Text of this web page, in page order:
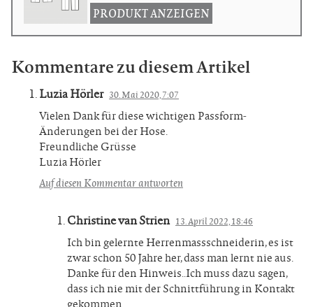
PRODUKT ANZEIGEN
Kommentare zu diesem Artikel
Luzia Hörler 30. Mai 2020, 7:07
Vielen Dank für diese wichtigen Passform-
Änderungen bei der Hose.
Freundliche Grüsse
Luzia Hörler
Auf diesen Kommentar antworten
Christine van Strien 13. April 2022, 18:46
Ich bin gelernte Herrenmassschneiderin, es ist
zwar schon 50 Jahre her, dass man lernt nie aus.
Danke für den Hinweis..Ich muss dazu sagen,
dass ich nie mit der Schnittführung in Kontakt
gekommen.